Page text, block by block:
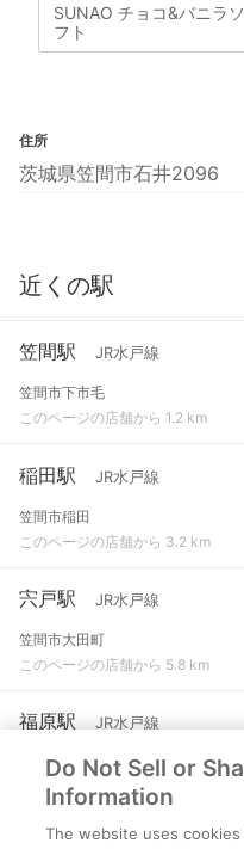
SUNAO チョコ&バニラソ
フト
住所
茨城県笠間市石井2096
近くの駅
笠間駅 JR水戸線
笠間市下市毛
このページの店舗から 1.2 km
稲田駅 JR水戸線
笠間市稲田
このページの店舗から 3.2 km
宍戸駅 JR水戸線
笠間市大田町
このページの店舗から 5.8 km
福原駅 JR水戸線
笠間市福原
このページの店舗から 6.4 km
Do Not Sell or
Information
The website uses